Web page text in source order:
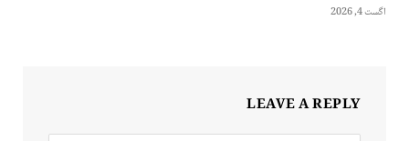
اگست 4, 2026
LEAVE A REPLY